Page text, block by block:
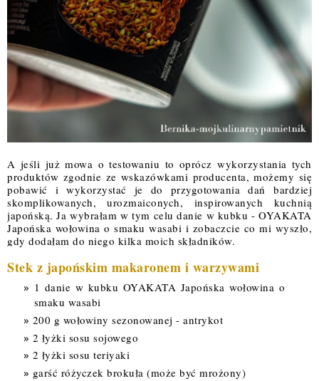
A jeśli już mowa o testowaniu to oprócz wykorzystania tych
produktów zgodnie ze wskazówkami producenta, możemy się
pobawić i wykorzystać je do przygotowania dań bardziej
skomplikowanych, urozmaiconych, inspirowanych kuchnią
japońską. Ja wybrałam w tym celu danie w kubku - OYAKATA
Japońska wołowina o smaku wasabi i zobaczcie co mi wyszło,
gdy dodałam do niego kilka moich składników.
Stek z japońskim makaronem i warzywami
1 danie w kubku OYAKATA Japońska wołowina o
smaku wasabi
200 g wołowiny sezonowanej - antrykot
2 łyżki sosu sojowego
2 łyżki sosu teriyaki
garść różyczek brokuła (może być mrożony)